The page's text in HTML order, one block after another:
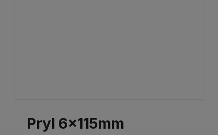
Pryl 6x115mm